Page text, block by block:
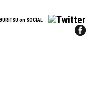
BURITSU on SOCIAL